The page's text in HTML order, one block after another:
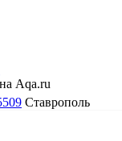
Aqa.ru
Ставрополь